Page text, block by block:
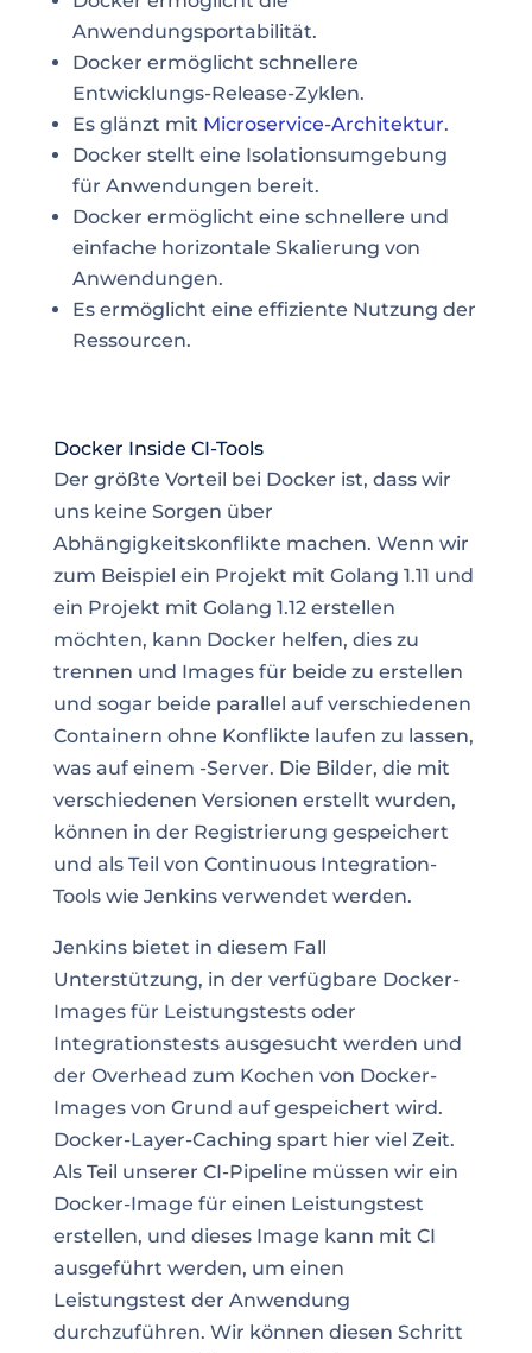
Anwendungsportabilität.
Docker ermöglicht schnellere
Entwicklungs-Release-Zyklen.
Es glänzt mit Microservice-Architektur.
Docker stellt eine Isolationsumgebung
für Anwendungen bereit.
Docker ermöglicht eine schnellere und
einfache horizontale Skalierung von
Anwendungen.
Es ermöglicht eine effiziente Nutzung der
Ressourcen.
Docker Inside CI-Tools
Der größte Vorteil bei Docker ist, dass wir
uns keine Sorgen über
Abhängigkeitskonflikte machen. Wenn wir
zum Beispiel ein Projekt mit Golang 1.11 und
ein Projekt mit Golang 1.12 erstellen
möchten, kann Docker helfen, dies zu
trennen und Images für beide zu erstellen
und sogar beide parallel auf verschiedenen
Containern ohne Konflikte laufen zu lassen,
was auf einem -Server. Die Bilder, die mit
verschiedenen Versionen erstellt wurden,
können in der Registrierung gespeichert
und als Teil von Continuous Integration-
Tools wie Jenkinsverwendet werden.
Jenkins bietet in diesem Fall
Unterstützung, in der verfügbare Docker-
Images für Leistungstests oder
Integrationstests ausgesucht werden und
der Overhead zum Kochen von Docker-
Images von Grund auf gespeichert wird.
Docker-Layer-Caching spart hier viel Zeit.
Als Teil unserer CI-Pipeline müssen wir ein
Docker-Image für einen Leistungstest
erstellen, und dieses Image kann mit CI
ausgeführt werden, um einen
Leistungstest der Anwendung
durchzuführen. Wir können diesen Schritt